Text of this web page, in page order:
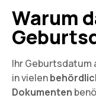
Warum
Ihr Geburtsdatum
in vielen
Dokumenten